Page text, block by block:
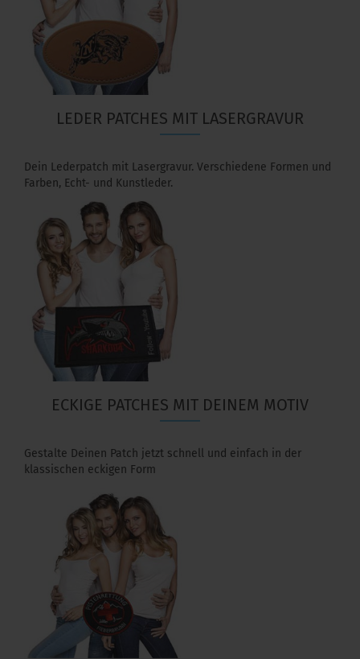
LEDER PATCHES MIT LASERGRAVUR
Dein Lederpatch mit Lasergravur. Verschiedene Formen und
Farben, Echt- und Kunstleder.
ECKIGE PATCHES MIT DEINEM MOTIV
Gestalte Deinen Patch jetzt schnell und einfach in der
klassischen eckigen Form